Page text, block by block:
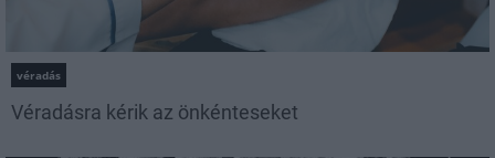
véradás
Véradásra kérik az önkénteseket